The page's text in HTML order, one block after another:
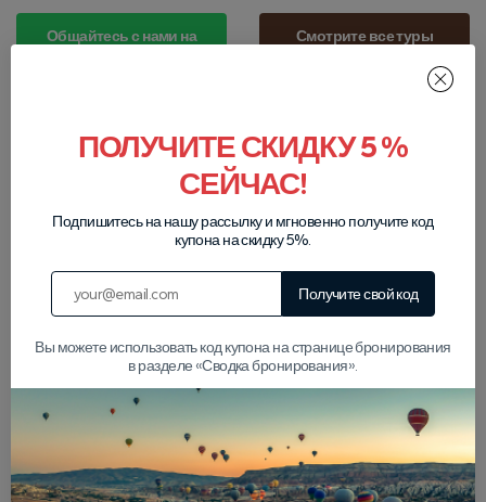
Общайтесь с нами на
Смотрите все туры
Наши партнеры
ПОЛУЧИТЕ СКИДКУ 5 %
СЕЙЧАС!
Подпишитесь на нашу рассылку и мгновенно получите код
купона на скидку 5%.
Получите свой код
Вы можете использовать код купона на странице бронирования
в разделе «Сводка бронирования».